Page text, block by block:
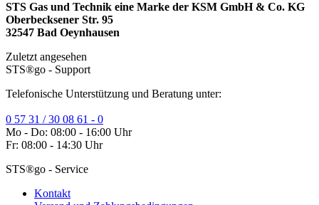
STS Gas und Technik eine Marke der KSM GmbH & Co. KG
Oberbecksener Str. 95
32547 Bad Oeynhausen
Zuletzt angesehen
STS®go - Support
Telefonische Unterstützung und Beratung unter:
0 57 31 / 30 08 61 - 0
Mo - Do: 08:00 - 16:00 Uhr
Fr: 08:00 - 14:30 Uhr
STS®go - Service
Kontakt